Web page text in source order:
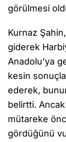
görülmesi
Kurnaz
giderek
Anadolu’ya
kesin
ederek,
belirtti. Ancak
mütareke
gördüğünü